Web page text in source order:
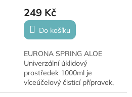
249 Kč
Do košíku
EURONA SPRING ALOE
Univerzální úklidový
prostředek 1000ml je
víceúčelový čisticí přípravek,
který lehce odstraní nečistoty